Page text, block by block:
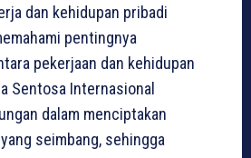
dan kehidupan pribadi
pentingnya
pekerjaan dan kehidupan
Sentosa Internasional
dalam menciptakan
seimbang, sehingga